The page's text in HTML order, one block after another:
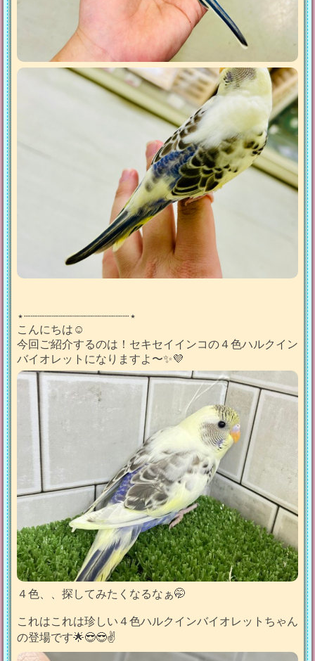
⋆┈┈┈┈┈┈┈┈┈┈┈┈┈┈┈⋆
こんにちは☺️
今回ご紹介するのは！セキセイインコの４色ハルクイン
バイオレットになりますよ〜✨️💜
４色、、探してみたくなるなぁ🤭
これはこれは珍しい４色ハルクインバイオレットちゃん
の登場です🌟😎😎✌️